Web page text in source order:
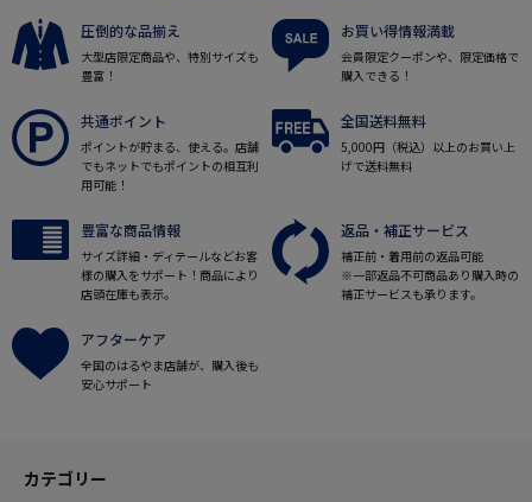
圧倒的な品揃え
大型店限定商品や、特別サイズも
豊富！
お買い得情報満載
会員限定クーポンや、限定価格で
購入できる！
共通ポイント
ポイントが貯まる、使える。店舗
でもネットでもポイントの相互利
用可能！
全国送料無料
5,000円（税込）以上のお買い上
げで送料無料
豊富な商品情報
サイズ詳細・ディテールなどお客
様の購入をサポート！商品により
店頭在庫も表示。
返品・補正サービス
補正前・着用前の返品可能
※一部返品不可商品あり購入時の
補正サービスも承ります。
アフターケア
全国のはるやま店舗が、購入後も
安心サポート
カテゴリー